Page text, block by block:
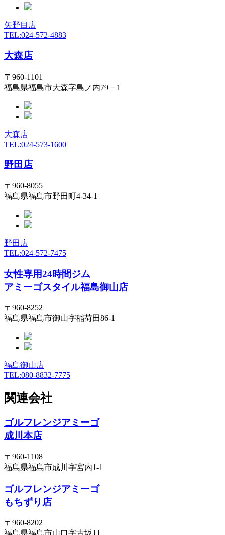
矢野目店
TEL:024-572-4883
大森店
〒960-1101
福島県福島市大森字島ノ内79－1
大森店
TEL:024-573-1600
野田店
〒960-8055
福島県福島市野田町4-34-1
野田店
TEL:024-572-7475
女性専用24時間ジム
アミーゴスタイル福島御山店
〒960-8252
福島県福島市御山字稲荷田86-1
福島御山店
TEL:080-8832-7775
関連会社
ゴルフレンジアミーゴ
成川本店
〒960-1108
福島県福島市成川字宮内1-1
ゴルフレンジアミーゴ
もちずり店
〒960-8202